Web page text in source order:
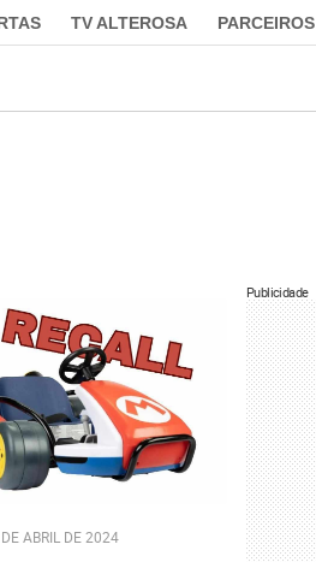
TV ALTEROSA PARCEIROS
ABRIL DE 2024
Publicidade